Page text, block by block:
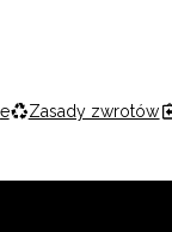
Zasady zwrotów